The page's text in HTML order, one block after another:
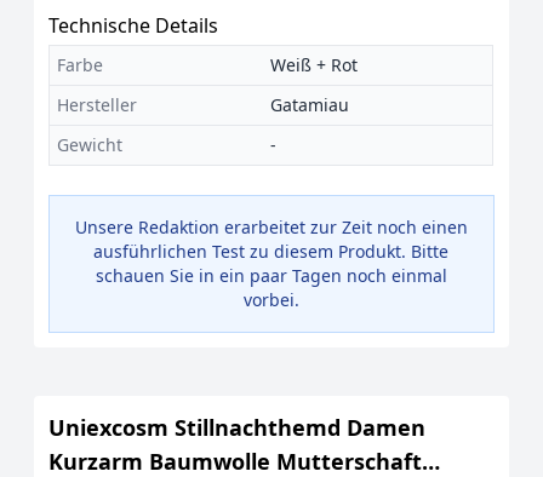
Technische Details
Farbe
Weiß + Rot
Hersteller
Gatamiau
Gewicht
-
Unsere Redaktion erarbeitet zur Zeit noch einen
ausführlichen Test zu diesem Produkt. Bitte
schauen Sie in ein paar Tagen noch einmal
vorbei.
Uniexcosm Stillnachthemd Damen
Kurzarm Baumwolle Mutterschaft